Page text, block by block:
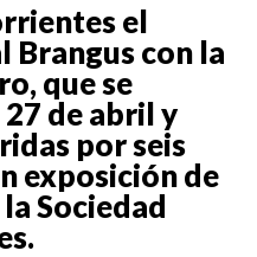
el
Brangus con la
que se
de abril y
por seis
exposición de
Sociedad